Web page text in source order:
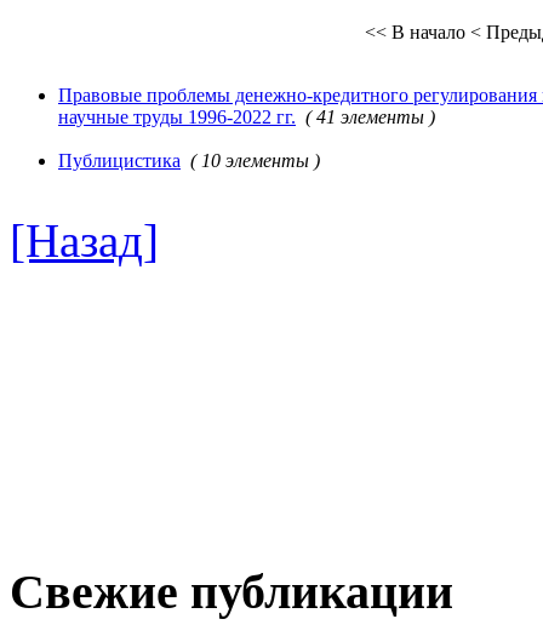
<< В начало <
Правовые проблемы денежно-кредитного
научные труды 1996-2022 гг. ( 41 элементы )
Публицистика ( 10 элементы )
[Назад]
Свежие публикации